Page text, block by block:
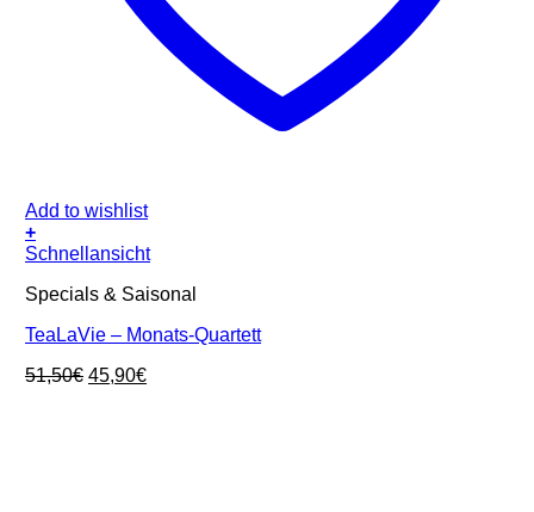
Add to wishlist
+
Schnellansicht
Specials & Saisonal
TeaLaVie – Monats-Quartett
51,50€ Ursprünglicher
45,90€Aktueller